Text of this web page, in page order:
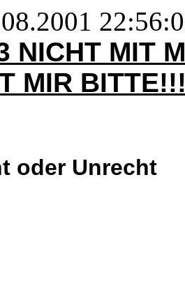
NICHT MIT
MIR
oder Unrecht